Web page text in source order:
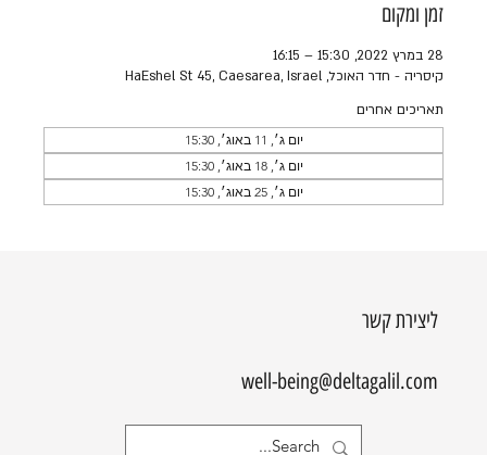
זמן ומקום
28 במרץ 2022, 15:30 – 16:15
קיסריה - חדר האוכל, HaEshel St 45, Caesarea, Israel
תאריכים אחרים
יום ג׳, 11 באוג׳, 15:30
יום ג׳, 18 באוג׳, 15:30
יום ג׳, 25 באוג׳, 15:30
ליצירת קשר
well-being@deltagalil.com